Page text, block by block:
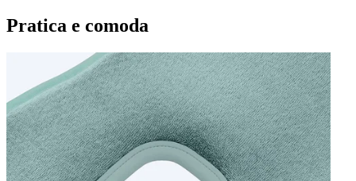
Pratica e comoda